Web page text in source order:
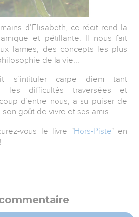
d’Elisabeth, ce récit rend la
et pétillante. Il nous fait
larmes, des concepts les plus
de la vie...
s’intituler carpe diem tant
les difficultés traversées et
d’entre nous, a su puiser de
son goût de vivre et ses amis.
vous le livre "Hors-Piste" en
!